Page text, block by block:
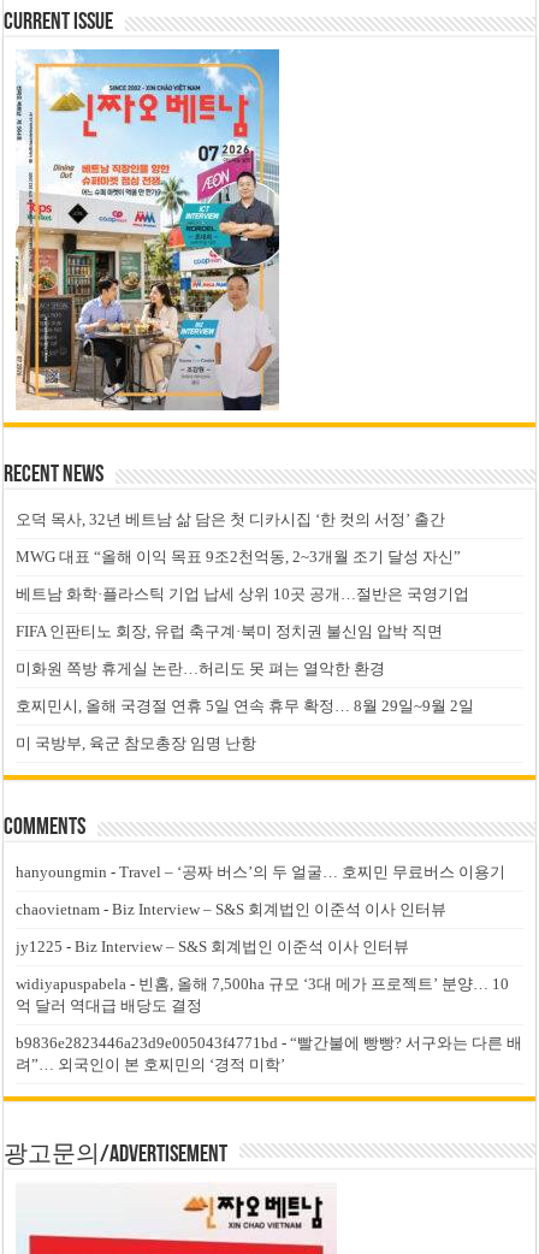
Current Issue
Recent News
오덕 목사, 32년 베트남 삶 담은 첫 디카시집 ‘한 컷의 서정’ 출간
MWG 대표 “올해 이익 목표 9조2천억동, 2~3개월 조기 달성 자신”
베트남 화학·플라스틱 기업 납세 상위 10곳 공개…절반은 국영기업
FIFA 인판티노 회장, 유럽 축구계·북미 정치권 불신임 압박 직면
미화원 쪽방 휴게실 논란…허리도 못 펴는 열악한 환경
호찌민시, 올해 국경절 연휴 5일 연속 휴무 확정… 8월 29일~9월 2일
미 국방부, 육군 참모총장 임명 난항
Comments
hanyoungmin -Travel – ‘공짜 버스’의 두 얼굴… 호찌민 무료버스 이용기
chaovietnam -Biz Interview – S&S 회계법인 이준석 이사 인터뷰
jy1225 -Biz Interview – S&S 회계법인 이준석 이사 인터뷰
widiyapuspabela - 빈홈, 올해 7,500ha 규모 ‘3대 메가 프로젝트’ 분양… 10
억 달러 역대급 배당도 결정
b9836e2823446a23d9e005043f4771bd -“빨간불에 빵빵? 서구와는 다른 배
려”… 외국인이 본 호찌민의 ‘경적 미학’
광고문의/Advertisement